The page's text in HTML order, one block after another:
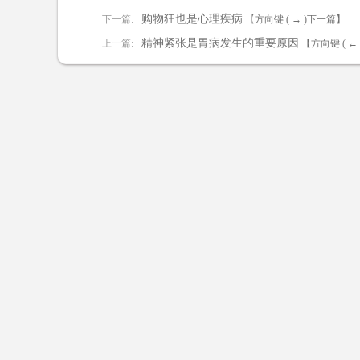
下一篇: 购物狂也是心理疾病 【方向键 ( → )下一篇】
上一篇: 精神紧张是胃病发生的重要原因 【方向键 ( ←